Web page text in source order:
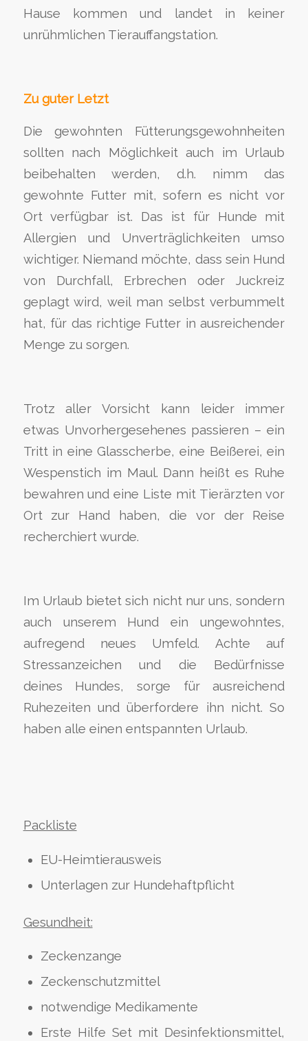
Hause kommen und landet in keiner
unrühmlichen Tierauffangstation.
Zu guter Letzt
Die gewohnten Fütterungsgewohnheiten
sollten nach Möglichkeit auch im Urlaub
beibehalten werden, d.h. nimm das
gewohnte Futter mit, sofern es nicht vor
Ort verfügbar ist. Das ist für Hunde mit
Allergien und Unverträglichkeiten umso
wichtiger. Niemand möchte, dass sein Hund
von Durchfall, Erbrechen oder Juckreiz
geplagt wird, weil man selbst verbummelt
hat, für das richtige Futter in ausreichender
Menge zu sorgen.
Trotz aller Vorsicht kann leider immer
etwas Unvorhergesehenes passieren – ein
Tritt in eine Glasscherbe, eine Beißerei, ein
Wespenstich im Maul. Dann heißt es Ruhe
bewahren und eine Liste mit Tierärzten vor
Ort zur Hand haben, die vor der Reise
recherchiert wurde.
Im Urlaub bietet sich nicht nur uns, sondern
auch unserem Hund ein ungewohntes,
aufregend neues Umfeld. Achte auf
Stressanzeichen und die Bedürfnisse
deines Hundes, sorge für ausreichend
Ruhezeiten und überfordere ihn nicht. So
haben alle einen entspannten Urlaub.
Packliste
EU-Heimtierausweis
Unterlagen zur Hundehaftpflicht
Gesundheit:
Zeckenzange
Zeckenschutzmittel
notwendige Medikamente
Erste Hilfe Set mit Desinfektionsmittel,